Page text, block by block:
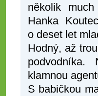
několik
Hanka
o deset let
Hodný, až
podvodníka.
klamnou
S babičkou